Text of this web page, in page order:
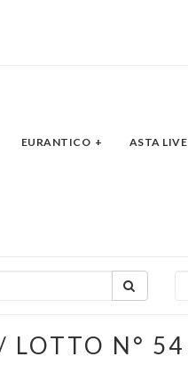
EURANTICO ASTA LIVE
LOTTO N° 54